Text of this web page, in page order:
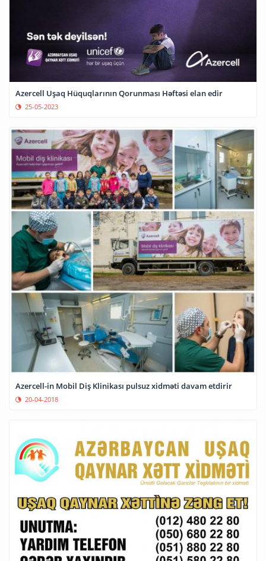
Azercell Uşaq Hüquqlarının Qorunması Həftəsi elan edir
25-05-2023
Azercell-in Mobil Diş Klinikası pulsuz xidməti davam etdirir
20-04-2018